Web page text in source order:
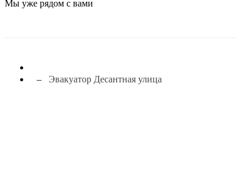
Мы уже рядом с вами
Эвакуатор Десантная улица